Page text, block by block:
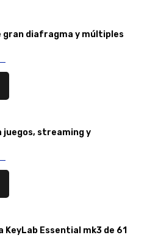
gran diafragma y múltiples
juegos, streaming y
KeyLab Essential mk3 de 61